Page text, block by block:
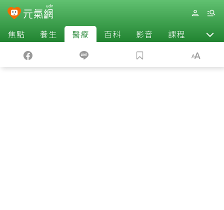
焦點 養生 醫療 百科 影音 課程 退休